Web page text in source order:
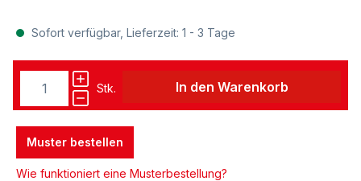
Sofort verfügbar, Lieferzeit: 1 - 3 Tage
Stk. In den Warenkorb
Muster bestellen
Wie funktioniert eine Musterbestellung?